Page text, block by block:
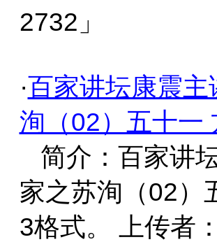
2732」
·百家讲坛康震
洵（02）五十一
简介：百家讲
家之苏洵（02）
3格式。 上传者